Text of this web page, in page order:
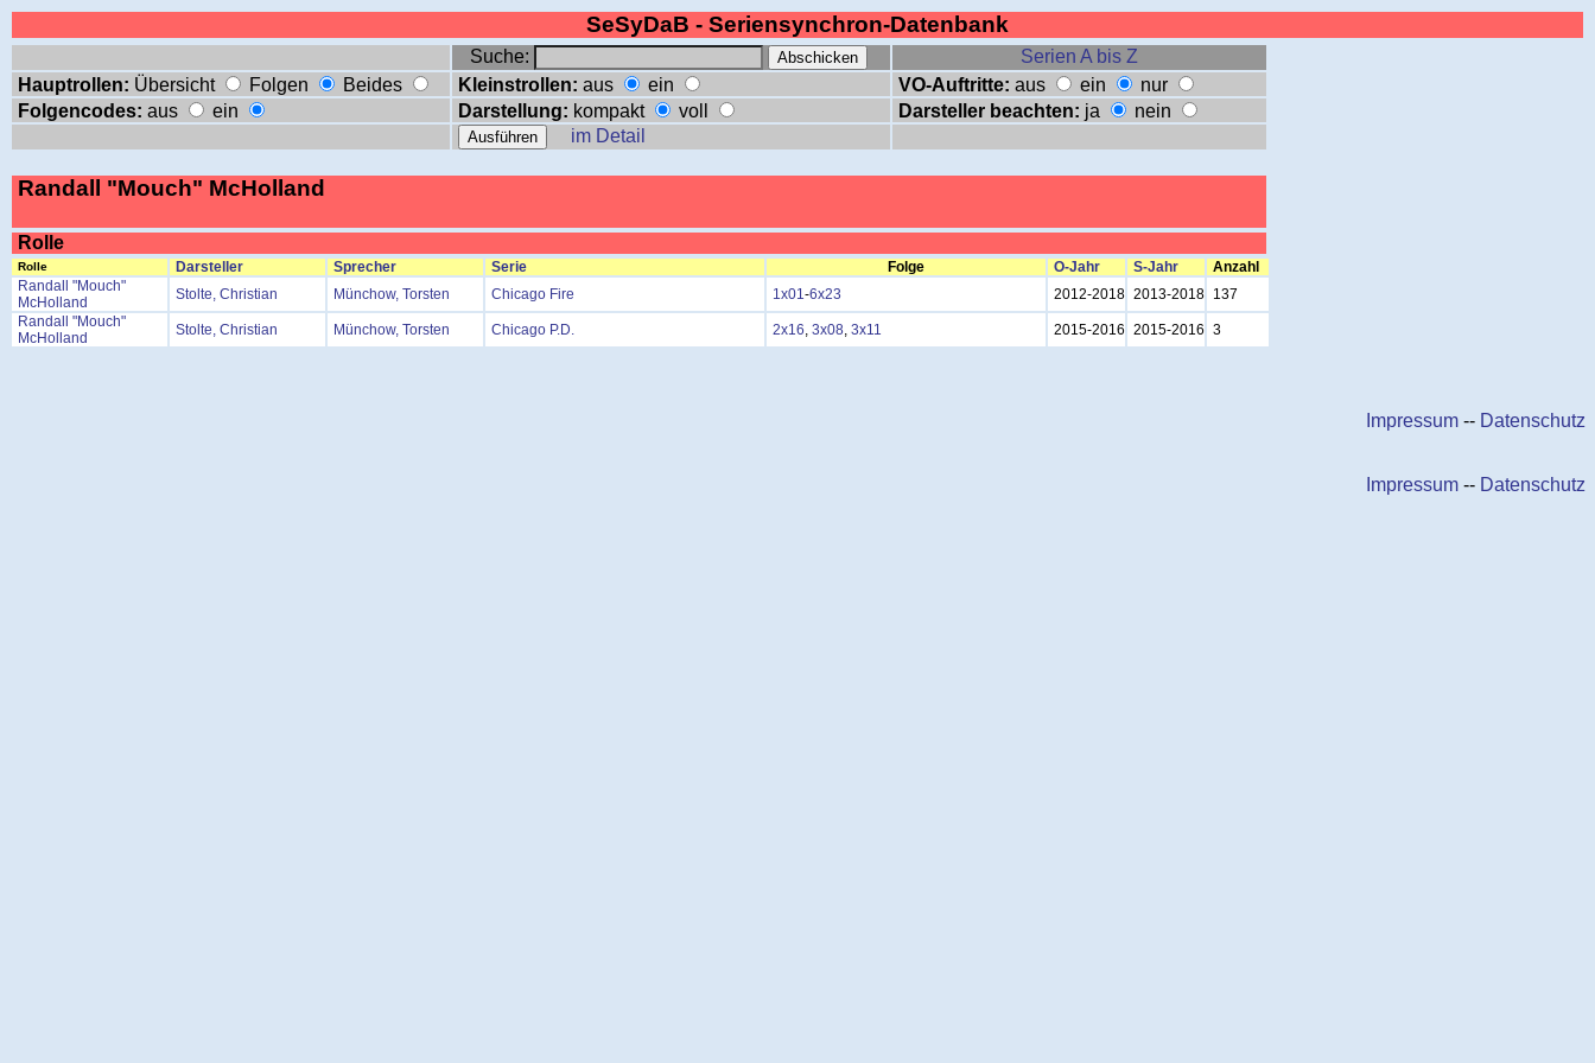
SeSyDaB - Seriensynchron-Datenbank
Suche:
Serien A bis Z
Hauptrollen: Übersicht Folgen Beides Kleinstrollen: aus ein VO-Auftritte: aus ein
nur
Folgencodes: aus ein Darstellung: kompakt voll Darsteller beachten: ja
nein
im Detail
Randall "Mouch" McHolland
Rolle
Rolle Darsteller Sprecher Serie Folge O-Jahr S-Jahr
Anzahl
Randall "Mouch"
McHolland
Stolte, Christian Münchow, Torsten Chicago Fire 1x01-6x23 2012-2018 2013-2018 137
Randall "Mouch"
McHolland
Stolte, Christian Münchow, Torsten Chicago P.D. 2x16, 3x08, 3x11 2015-2016 2015-2016 3
Impressum -- Datenschutz
Impressum -- Datenschutz